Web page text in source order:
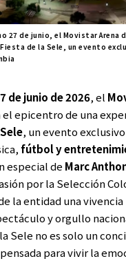
27 de junio, el Movistar Arena
de la Sele, un evento
de junio de 2026, el
el epicentro de una
, un evento
fútbol y
especial de Marc
por la Selección
la entidad una
y orgullo
Sele no es solo un
para vivir la